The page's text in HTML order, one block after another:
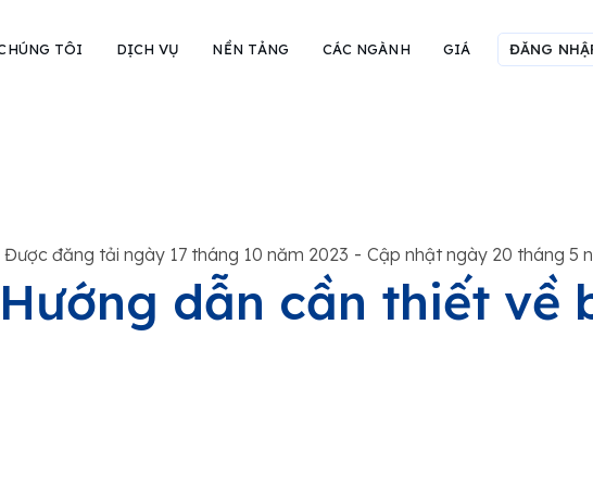
TÔI DỊCH VỤ NỀN TẢNG CÁC NGÀNH GIÁ ĐĂNG
Được đăng tải ngày 17 tháng 10 năm 2023 - Cập nhật ngày 20 tháng 5
dẫn cần thiết về